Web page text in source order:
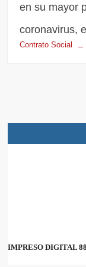
en su mayor
coronavirus,
Contrato Social
IMPRESO DIGITAL